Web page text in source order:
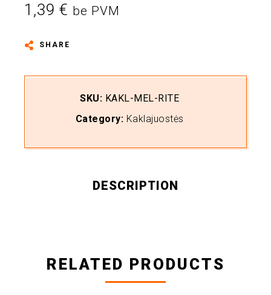
1,39 € be PVM
SHARE
SKU: KAKL-MEL-RITE
Category: Kaklajuostės
DESCRIPTION
RELATED PRODUCTS